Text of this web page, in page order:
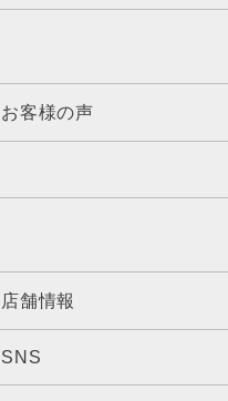
お客様の声
店舗情報
SNS